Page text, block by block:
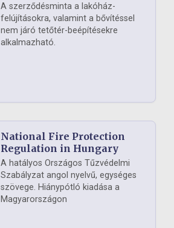
A szerződésminta a lakóház-
felújításokra, valamint a bővítéssel
nem járó tetőtér-beépítésekre
alkalmazható.
National Fire Protection
Regulation in Hungary
A hatályos Országos Tűzvédelmi
Szabályzat angol nyelvű, egységes
szövege. Hiánypótló kiadása a
Magyarországon